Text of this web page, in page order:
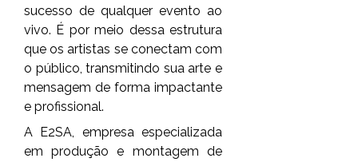
sucesso de qualquer evento ao
vivo. É por meio dessa estrutura
que os artistas se conectam com
o público, transmitindo sua arte e
mensagem de forma impactante
e profissional.
A E2SA, empresa especializada
em produção e montagem de